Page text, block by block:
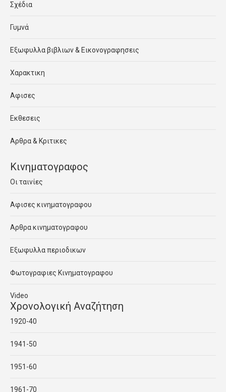
Σχέδια
Γυμνά
Εξωφυλλα βιβλιων & Εικονογραφησεις
Χαρακτικη
Αφισες
Εκθεσεις
Αρθρα & Κριτικες
Κινηματογραφος
Οι ταινίες
Αφισες κινηματογραφου
Αρθρα κινηματογραφου
Εξωφυλλα περιοδικων
Φωτογραφιες Κινηματογραφου
Video
Χρονολογική Αναζήτηση
1920-40
1941-50
1951-60
1961-70